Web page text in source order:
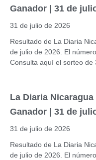
Ganador | 31 de
31 de julio de 2026
Resultado de La Diaria
de julio de 2026. El
Consulta aquí el sorteo de
La Diaria
Ganador | 31 de
31 de julio de 2026
Resultado de La Diaria
de julio de 2026. El